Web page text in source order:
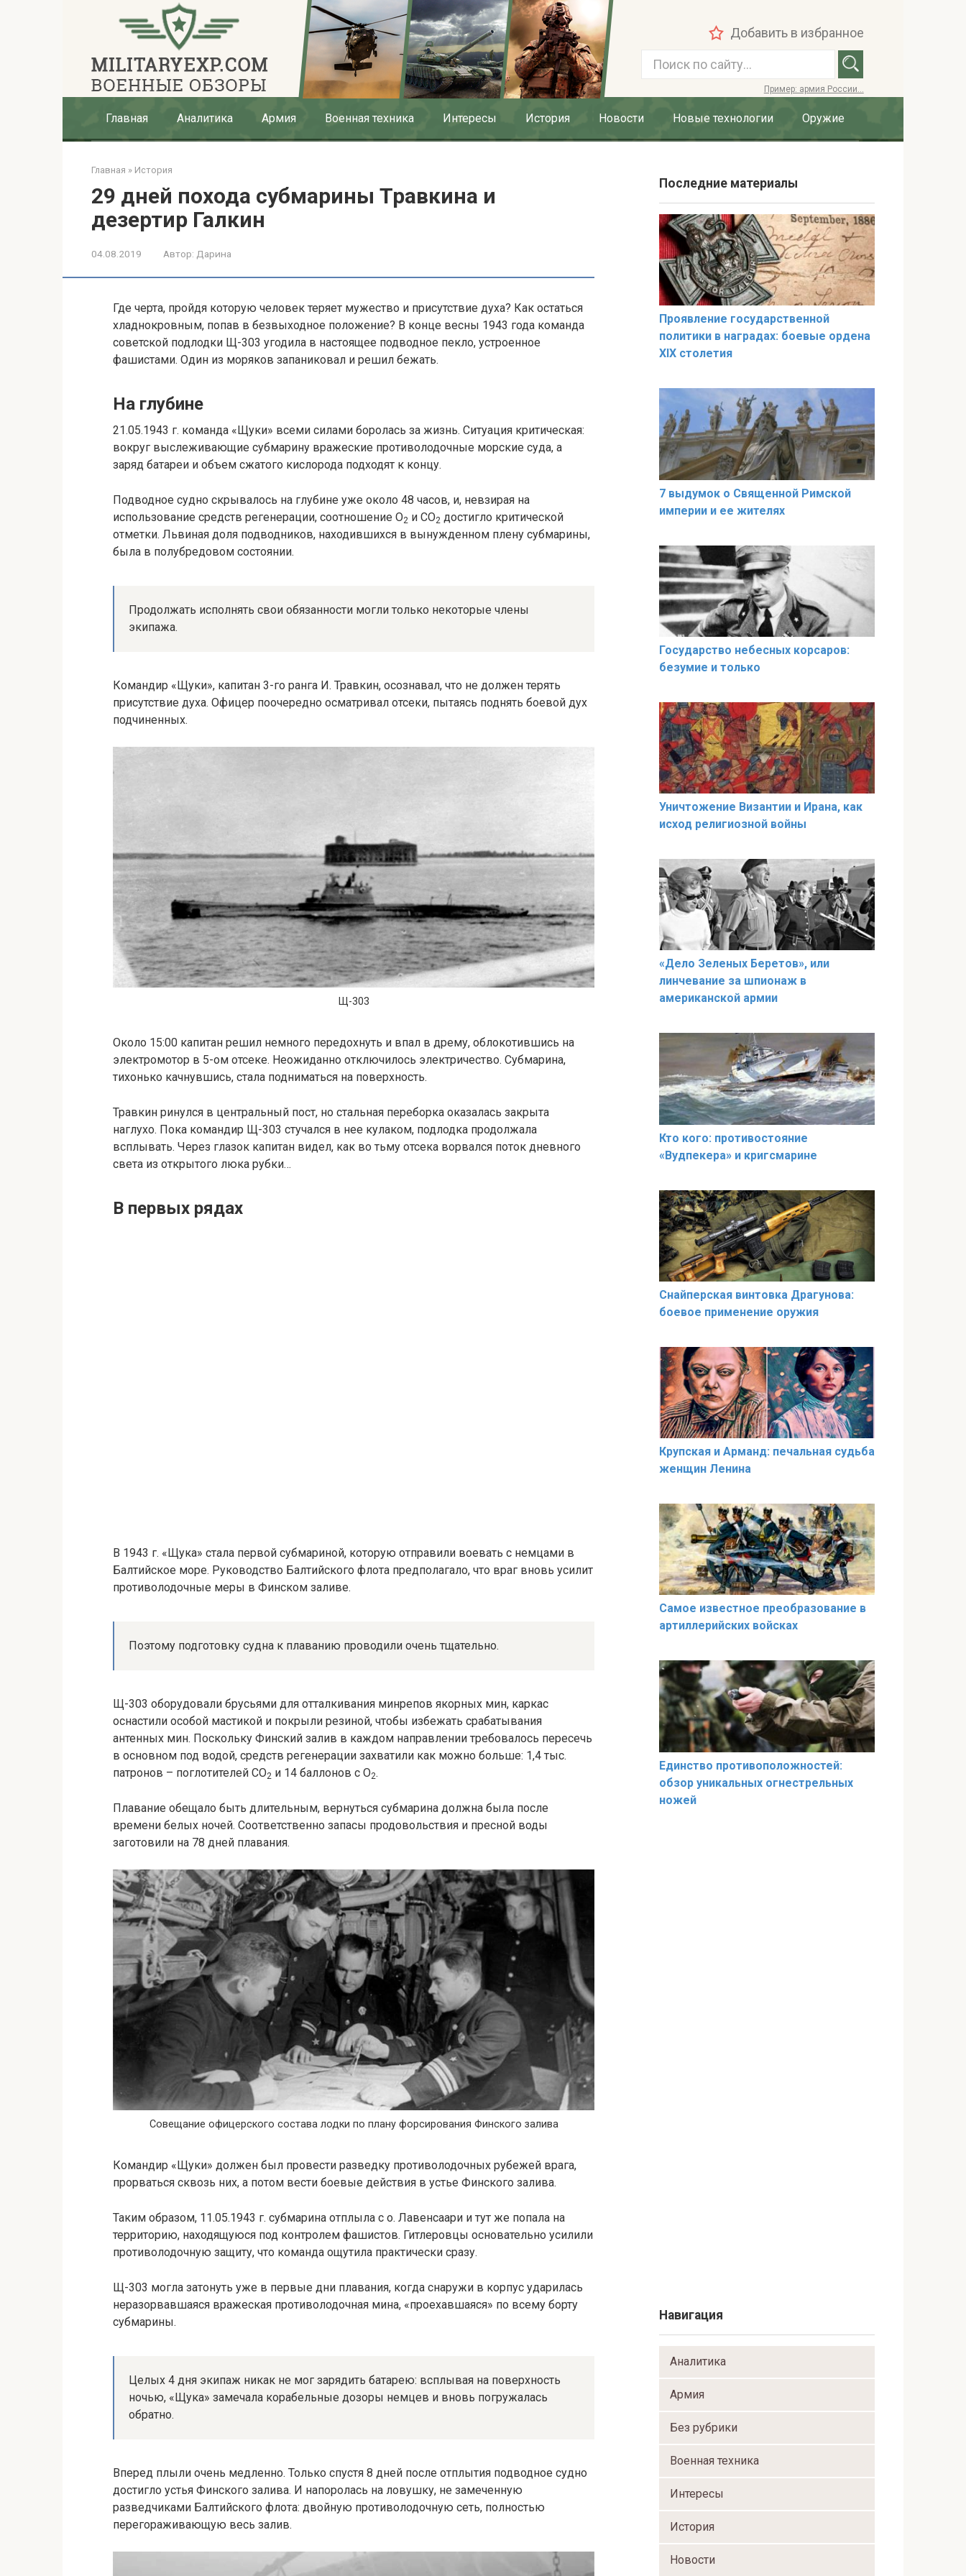
Добавить в избранное
и
:
Пример: армия России...
Главная Аналитика Армия Военная техника Интересы История Новости Новые технологии Оружие
Главная » История
29 дней похода субмарины Травкина и
дезертир Галкин
04.08.2019 Автор: Дарина
Где черта, пройдя которую человек теряет мужество и присутствие духа? Как остаться
хладнокровным, попав в безвыходное положение? В конце весны 1943 года команда
советской подлодки Щ-303 угодила в настоящее подводное пекло, устроенное
фашистами. Один из моряков запаниковал и решил бежать.
На глубине
21.05.1943 г. команда «Щуки» всеми силами боролась за жизнь. Ситуация критическая:
вокруг выслеживающие субмарину вражеские противолодочные морские суда, а
заряд батареи и объем сжатого кислорода подходят к концу.
Подводное судно скрывалось на глубине уже около 48 часов, и, невзирая на
использование средств регенерации, соотношение O2 и CO2 достигло критической
отметки. Львиная доля подводников, находившихся в вынужденном плену субмарины,
была в полубредовом состоянии.
Продолжать исполнять свои обязанности могли только некоторые члены
экипажа.
Командир «Щуки», капитан 3-го ранга И. Травкин, осознавал, что не должен терять
присутствие духа. Офицер поочередно осматривал отсеки, пытаясь поднять боевой дух
подчиненных.
Щ-303
Около 15:00 капитан решил немного передохнуть и впал в дрему, облокотившись на
электромотор в 5-ом отсеке. Неожиданно отключилось электричество. Субмарина,
тихонько качнувшись, стала подниматься на поверхность.
Травкин ринулся в центральный пост, но стальная переборка оказалась закрыта
наглухо. Пока командир Щ-303 стучался в нее кулаком, подлодка продолжала
всплывать. Через глазок капитан видел, как во тьму отсека ворвался поток дневного
света из открытого люка рубки…
В первых рядах
В 1943 г. «Щука» стала первой субмариной, которую отправили воевать с немцами в
Балтийское море. Руководство Балтийского флота предполагало, что враг вновь усилит
противолодочные меры в Финском заливе.
Поэтому подготовку судна к плаванию проводили очень тщательно.
Щ-303 оборудовали брусьями для отталкивания минрепов якорных мин, каркас
оснастили особой мастикой и покрыли резиной, чтобы избежать срабатывания
антенных мин. Поскольку Финский залив в каждом направлении требовалось пересечь
в основном под водой, средств регенерации захватили как можно больше: 1,4 тыс.
патронов – поглотителей CO2 и 14 баллонов с O2.
Плавание обещало быть длительным, вернуться субмарина должна была после
времени белых ночей. Соответственно запасы продовольствия и пресной воды
заготовили на 78 дней плавания.
Совещание офицерского состава лодки по плану форсирования Финского залива
Командир «Щуки» должен был провести разведку противолодочных рубежей врага,
прорваться сквозь них, а потом вести боевые действия в устье Финского залива.
Таким образом, 11.05.1943 г. субмарина отплыла с о. Лавенсаари и тут же попала на
территорию, находящуюся под контролем фашистов. Гитлеровцы основательно усилили
противолодочную защиту, что команда ощутила практически сразу.
Щ-303 могла затонуть уже в первые дни плавания, когда снаружи в корпус ударилась
неразорвавшаяся вражеская противолодочная мина, «проехавшаяся» по всему борту
субмарины.
Целых 4 дня экипаж никак не мог зарядить батарею: всплывая на поверхность
ночью, «Щука» замечала корабельные дозоры немцев и вновь погружалась
обратно.
Вперед плыли очень медленно. Только спустя 8 дней после отплытия подводное судно
достигло устья Финского залива. И напоролась на ловушку, не замеченную
разведчиками Балтийского флота: двойную противолодочную сеть, полностью
перегораживающую весь залив.
Последние материалы
Проявление государственной
политики в наградах: боевые ордена
XIX столетия
7 выдумок о Священной Римской
империи и ее жителях
Государство небесных корсаров:
безумие и только
Уничтожение Византии и Ирана, как
исход религиозной войны
«Дело Зеленых Беретов», или
линчевание за шпионаж в
американской армии
Кто кого: противостояние
«Вудпекера» и кригсмарине
Снайперская винтовка Драгунова:
боевое применение оружия
Крупская и Арманд: печальная судьба
женщин Ленина
Самое известное преобразование в
артиллерийских войсках
Единство противоположностей:
обзор уникальных огнестрельных
ножей
Навигация
Аналитика
Армия
Без рубрики
Военная техника
Интересы
История
Новости